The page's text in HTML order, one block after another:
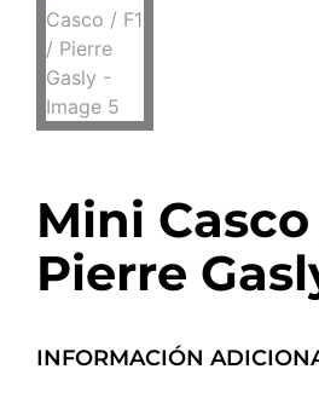
Mini Casco
Pierre
INFORMACIÓN